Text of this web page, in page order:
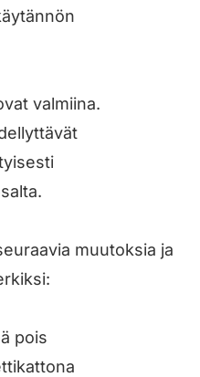
valmiina.
muutoksia ja
pois